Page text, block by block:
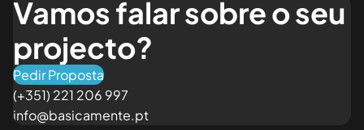
Vamos falar sobre o seu
projecto?
Pedir Proposta
(+351) 221 206 997
info@basicamente.pt